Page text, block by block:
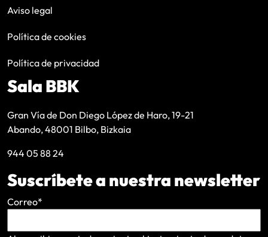
Aviso legal
Política de cookies
Política de privacidad
Sala BBK
Gran Vía de Don Diego López de Haro, 19-21
Abando, 48001 Bilbo, Bizkaia
944 05 88 24
Suscríbete a nuestra newsletter
Correo*